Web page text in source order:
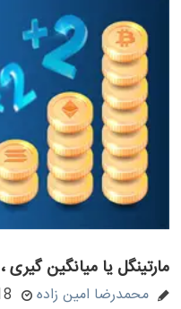
مارتینگل یا میانگین
محمدرضا امین زاده 18